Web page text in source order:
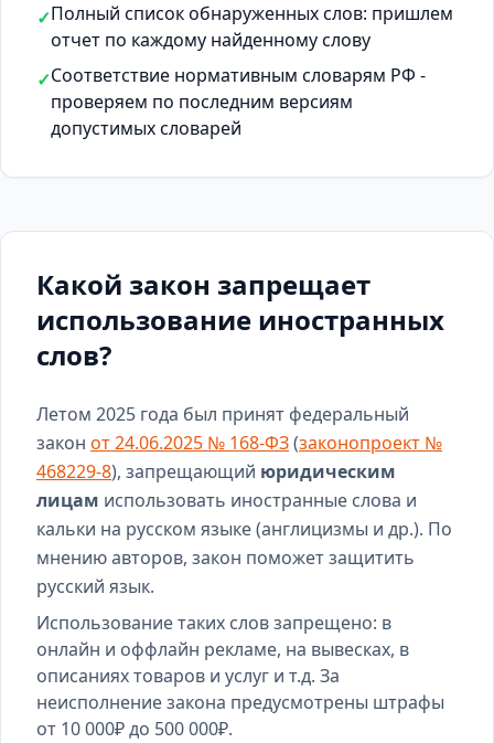
✓Полный список обнаруженных слов: пришлем
отчет по каждому найденному слову
✓Соответствие нормативным словарям РФ -
проверяем по последним версиям
допустимых словарей
Какой закон запрещает
использование иностранных
слов?
Летом 2025 года был принят федеральный
закон от 24.06.2025 № 168-ФЗ(законопроект №
468229-8), запрещающий юридическим
лицам использовать иностранные слова и
кальки на русском языке (англицизмы и др.). По
мнению авторов, закон поможет защитить
русский язык.
Использование таких слов запрещено: в
онлайн и оффлайн рекламе, на вывесках, в
описаниях товаров и услуг и т.д. За
неисполнение закона предусмотрены штрафы
от 10 000₽ до 500 000₽.